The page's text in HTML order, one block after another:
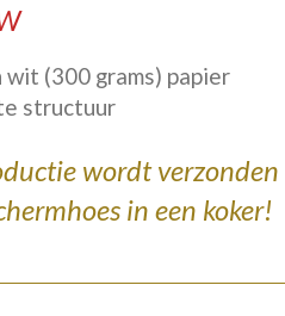
wit (300 grams) papier
structuur
wordt verzonden
in een koker!